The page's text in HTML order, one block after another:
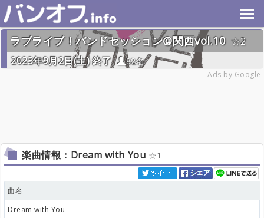
ラブライブ！バンドセッション@関西vol.10
2
2023年9月2日(土) 終了
82名
Ads by Google
楽曲情報：Dream with You 1
曲名
Dream with You